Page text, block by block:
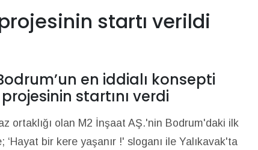
startı verildi
en iddialı konsepti
startını verdi
ortaklığı olan M2 İnşaat AŞ.'nin Bodrum'daki ilk
‘Hayat bir kere yaşanır !' sloganı ile Yalıkavak'ta